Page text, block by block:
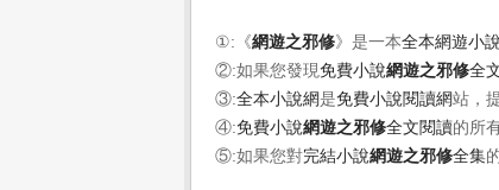
①:《網遊之邪修》是一本全本網遊小說
②:如果您發現免費小說網遊之邪修全
③:全本小說網是免費小說閱讀網站，
④:免費小說網遊之邪修全文閱讀的所
⑤:如果您對完結小說網遊之邪修全集